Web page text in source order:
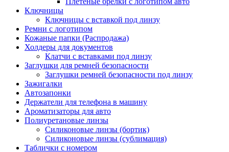
Ключницы
Ключницы с вставкой под линзу
Ремни с логотипом
Кожаные папки (Распродажа)
Холдеры для документов
Клатчи с вставками под линзу
Заглушки для ремней безопасности
Заглушки ремней безопасности под линзу
Зажигалки
Автозапонки
Держатели для телефона в машину
Ароматизаторы для авто
Полиуретановые линзы
Силиконовые линзы (бортик)
Силиконовые линзы (сублимация)
Таблички с номером